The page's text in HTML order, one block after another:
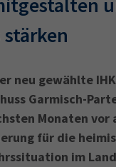
neu gewählte
Garmisch-
Monaten
für die
im